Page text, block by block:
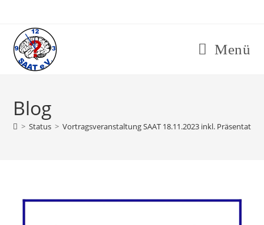
Menü
Blog
> Status > Vortragsveranstaltung SAAT 18.11.2023 inkl.